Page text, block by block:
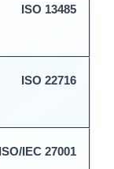
ISO 13485
ISO 22716
ISO/IEC 27001